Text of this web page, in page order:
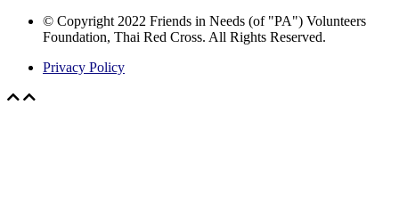
© Copyright 2022 Friends in Needs (of "PA") Volunteers
Foundation, Thai Red Cross. All Rights Reserved.
Privacy Policy